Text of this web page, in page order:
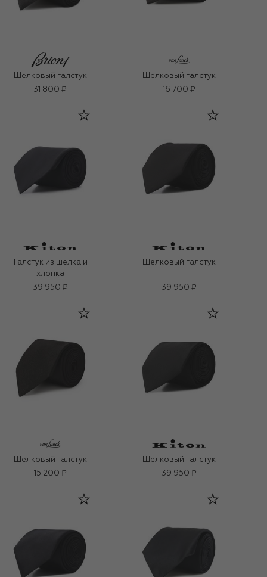
Шелковый галстук
31 800 ₽
Шелковый галстук
16 700 ₽
Галстук из шелка и
хлопка
39 950 ₽
Шелковый галстук
39 950 ₽
Шелковый галстук
15 200 ₽
Шелковый галстук
39 950 ₽